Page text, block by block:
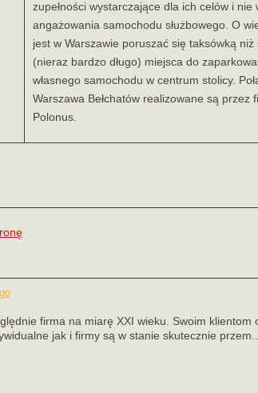
zupełności wystarczające dla ich celów i nie
angażowania samochodu służbowego. O
jest w Warszawie poruszać się taksówką niż
(nieraz bardzo długo) miejsca do
własnego samochodu w centrum stolicy.
Warszawa Bełchatów realizowane są przez
Polonus.
firma na miarę XXI wieku. Swoim
jak i firmy są w stanie skutecznie